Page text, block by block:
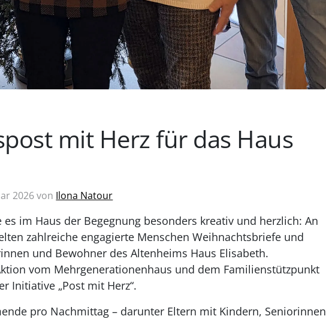
mit Herz für das Haus
2026von Ilona Natour
im Haus der Begegnung besonders kreativ und herzlich: An
zahlreiche engagierte Menschen Weihnachtsbriefe und
und Bewohner des Altenheims Haus Elisabeth.
vom Mehrgenerationenhaus und dem Familienstützpunkt
Initiative „Post mit Herz“.
pro Nachmittag – darunter Eltern mit Kindern, Seniorinnen